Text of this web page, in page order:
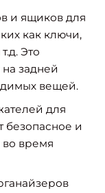
и ящиков для
как ключи,
Это
задней
вещей.
для
безопасное и
время